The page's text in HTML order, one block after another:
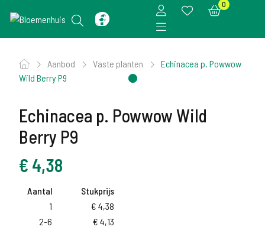
0
Aanbod Vaste planten
Echinacea p. Powwow
Wild Berry P9
Echinacea p. Powwow Wild
Berry P9
€ 4,38
Aantal
Stukprijs
1
€ 4,38
2-6
€ 4,13